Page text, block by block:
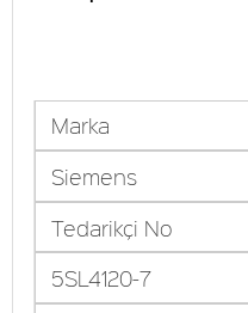
Marka
Siemens
Tedarikçi No
5SL4120-7